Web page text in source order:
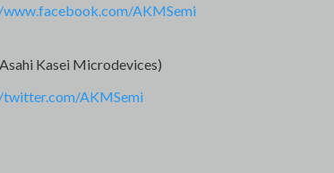
AKMSemi
Kasei Microdevices)
AKMSemi